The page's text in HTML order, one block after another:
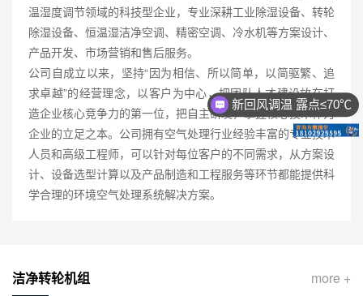
温湿度调节领域的科技型企业，专业深耕工业除湿设备、转轮
除湿设备、恒温湿洁净空调、精密空调、冷水机等方案设计、
产品开发、市场营销和售后服务。
公司自成立以来，坚持“因为相信、所以简单，以简驱繁、追
求卓越”的经营理念，以客户为中心，把团队人才建设放在打
造企业核心竞争力的第一位，把自主研发，掌握核心技术作为
企业的立足之本。公司拥有空气处理行业经验丰富的专业技术
人员和高级工程师，可以针对每位客户的不同需求，从方案设
计、设备选型计算以及产品制造和工程服务等环节都能提供科
学合理的环境空气处理系统解决方案。
more +
洁净转轮机组
新回风调温 露点≤70℃